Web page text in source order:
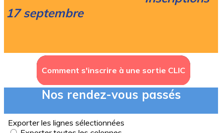
17 septembre
Comment s'inscrire à une sortie CLIC
Nos rendez-vous passés